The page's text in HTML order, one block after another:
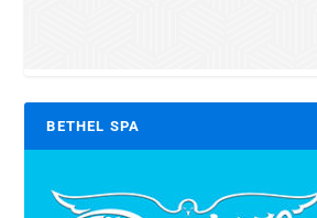
BETHEL SPA